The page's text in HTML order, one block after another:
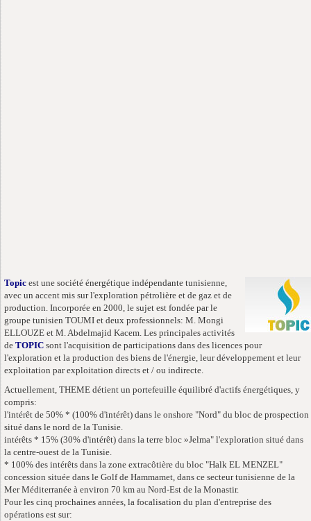
Topic est une société énergétique indépendante tunisienne,
avec un accent mis sur l'exploration pétrolière et de gaz et de
production. Incorporée en 2000, le sujet est fondée par le
groupe tunisien TOUMI et deux professionnels: M. Mongi
ELLOUZE et M. Abdelmajid Kacem. Les principales activités
de TOPIC sont l'acquisition de participations dans des licences pour
l'exploration et la production des biens de l'énergie, leur développement et leur
exploitation par exploitation directs et / ou indirecte.
Actuellement, THEME détient un portefeuille équilibré d'actifs énergétiques, y
compris:
l'intérêt de 50% * (100% d'intérêt) dans le onshore "Nord" du bloc de prospection
situé dans le nord de la Tunisie.
intérêts * 15% (30% d'intérêt) dans la terre bloc »Jelma" l'exploration situé dans
la centre-ouest de la Tunisie.
* 100% des intérêts dans la zone extracôtière du bloc "Halk EL MENZEL"
concession située dans le Golf de Hammamet, dans ce secteur tunisienne de la
Mer Méditerranée à environ 70 km au Nord-Est de la Monastir.
Pour les cinq prochaines années, la focalisation du plan d'entreprise des
opérations est sur: